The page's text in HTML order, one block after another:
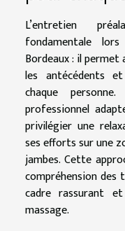
L’entretien
fondamentale
Bordeaux : il
les antécédents
chaque
professionnel
privilégier une
ses efforts sur une
jambes. Cette
compréhension
cadre rassurant
massage.